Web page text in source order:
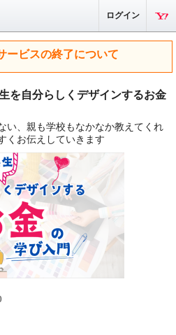
ログイン
ービスの終了について
を自分らしくデザインするお金
い、親も学校もなかなか教えてくれ
くお伝えしていきます